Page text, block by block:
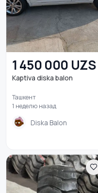
1 450 000 UZS
Kaptiva diska balon
Ташкент
1 неделю назад
Diska Balon